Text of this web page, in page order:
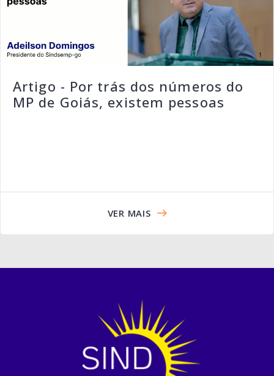
Artigo - Por trás dos números do
MP de Goiás, existem pessoas
VER MAIS